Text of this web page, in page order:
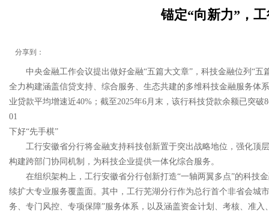
锚定“向新力”，
分享到：
中央金融工作会议提出做好金融“五篇大文章”，科技金融位列“
全力构建涵盖信贷支持、综合服务、生态共建的多维科技金融服务体
业贷款平均增速近40%；截至2025年6月末，该行科技贷款余额已突
01
下好“先手棋”
工行安徽省分行将金融支持科技创新置于突出战略地位，强化顶
构建跨部门协同机制，为科技企业提供一体化综合服务。
在组织架构上，工行安徽省分行创新打造“一轴两翼多点”的科技
续扩大专业服务覆盖面。其中，工行芜湖分行作为总行首个非省会城
务、专门风控、专项保障”服务体系，以及涵盖资金计划、考核、准